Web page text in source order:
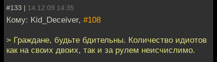
#133 | 14.12.09 14:35
Кому: Kid_Deceiver, #108
> Граждане, будьте бдительны. Количество идиотов
как на своих двоих, так и за рулем неисчислимо.